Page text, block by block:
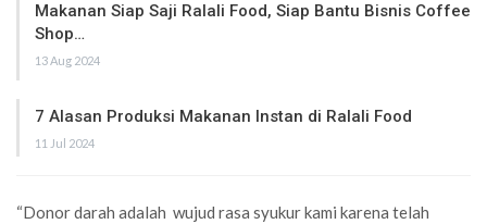
Makanan Siap Saji Ralali Food, Siap Bantu Bisnis Coffee
Shop…
13 Aug 2024
7 Alasan Produksi Makanan Instan di Ralali Food
11 Jul 2024
“Donor darah adalah wujud rasa syukur kami karena telah